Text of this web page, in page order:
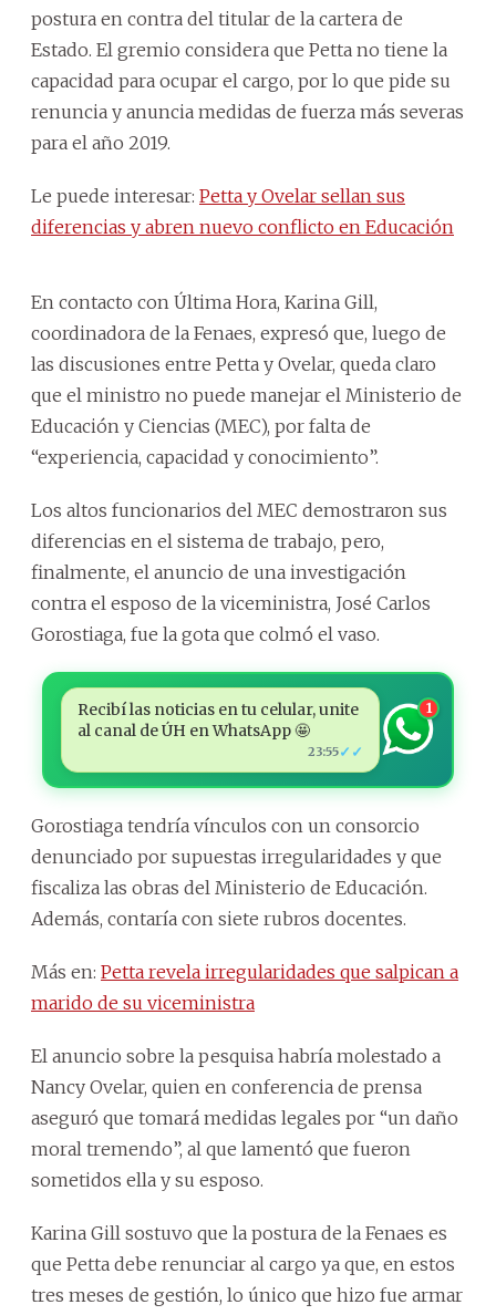
postura en contra del titular de la cartera de
Estado. El gremio considera que Petta no tiene la
capacidad para ocupar el cargo, por lo que pide su
renuncia y anuncia medidas de fuerza más severas
para el año 2019.
Le puede interesar: Petta y Ovelar sellan sus
diferencias y abren nuevo conflicto en Educación
En contacto con Última Hora, Karina Gill,
coordinadora de la Fenaes, expresó que, luego de
las discusiones entre Petta y Ovelar, queda claro
que el ministro no puede manejar el Ministerio de
Educación y Ciencias (MEC), por falta de
“experiencia, capacidad y conocimiento”.
Los altos funcionarios del MEC demostraron sus
diferencias en el sistema de trabajo, pero,
finalmente, el anuncio de una investigación
contra el esposo de la viceministra, José Carlos
Gorostiaga, fue la gota que colmó el vaso.
Recibí las noticias en tu celular, unite
al canal de ÚH en WhatsApp 🤩
23:55✓✓
1
Gorostiaga tendría vínculos con un consorcio
denunciado por supuestas irregularidades y que
fiscaliza las obras del Ministerio de Educación.
Además, contaría con siete rubros docentes.
Más en: Petta revela irregularidades que salpican a
marido de su viceministra
El anuncio sobre la pesquisa habría molestado a
Nancy Ovelar, quien en conferencia de prensa
aseguró que tomará medidas legales por “un daño
moral tremendo”, al que lamentó que fueron
sometidos ella y su esposo.
Karina Gill sostuvo que la postura de la Fenaes es
que Petta debe renunciar al cargo ya que, en estos
tres meses de gestión, lo único que hizo fue armar